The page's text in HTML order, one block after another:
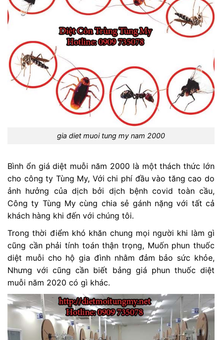
gia diet muoi tung my nam 2000
Bình ổn giá diệt muỗi năm 2000 là một thách thức lớn
cho công ty Tùng My, Với chi phí đầu vào tăng cao do
ảnh hưởng của dịch bởi dịch bệnh covid toàn cầu,
Công ty Tùng My cùng chia sẻ gánh nặng với tất cả
khách hàng khi đến với chúng tôi.
Trong thời điểm khó khăn chung mọi người khi làm gì
cũng cần phải tính toán thận trọng, Muốn phun thuốc
diệt muỗi cho hộ gia đình nhằm đảm bảo sức khỏe,
Nhưng với cũng cần biết bảng giá phun thuốc diệt
muỗi năm 2020 có gì khác.